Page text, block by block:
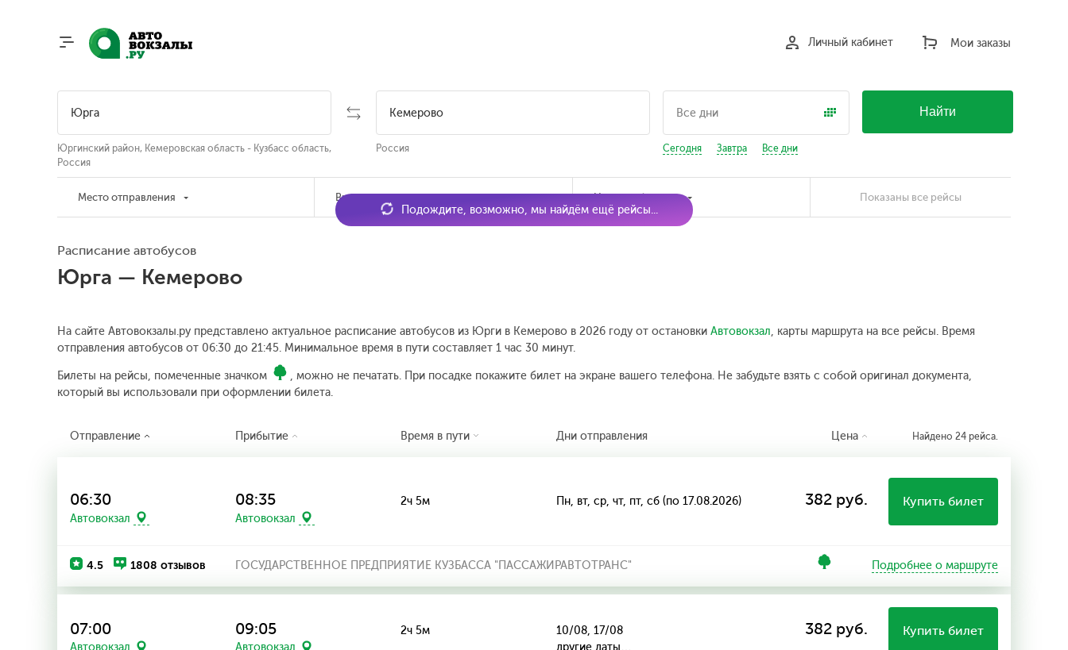
Мои заказы
Личный кабинет
Юргинский район, Кемеровская область - Кузбасс область,
Россия
Россия Сегодня Завтра Все дни
Найти
Место отправления Время отправления Наличие билетов Показаны все рейсы
Расписание автобусов
Юрга — Кемерово
На сайте Автовокзалы.ру представлено актуальное расписание автобусов из Юрги в Кемерово в 2026 году от остановки Автовокзал, карты маршрута на все рейсы. Время
отправления автобусов от 06:30 до 21:45. Минимальное время в пути составляет 1 час 30 минут.
Билеты на рейсы, помеченные значком
, можно не печатать. При посадке покажите билет на экране вашего телефона. Не забудьте взять с собой оригинал документа,
который вы использовали при оформлении билета.
Подождите, возможно, мы найдём ещё рейсы...
Отправление Прибытие Время в пути Дни отправления Цена Найдено 24 рейса.
06:30
Автовокзал
08:35
Автовокзал
2ч 5м Пн, вт, ср, чт, пт, сб (по 17.08.2026) 382 руб. Купить билет
4.5 1808 отзывов ГОСУДАРСТВЕННОЕ ПРЕДПРИЯТИЕ КУЗБАССА "ПАССАЖИРАВТОТРАНС" Подробнее о маршруте
07:00
Автовокзал
09:05
Автовокзал
2ч 5м
10/08, 17/08
другие даты…
382 руб. Купить билет